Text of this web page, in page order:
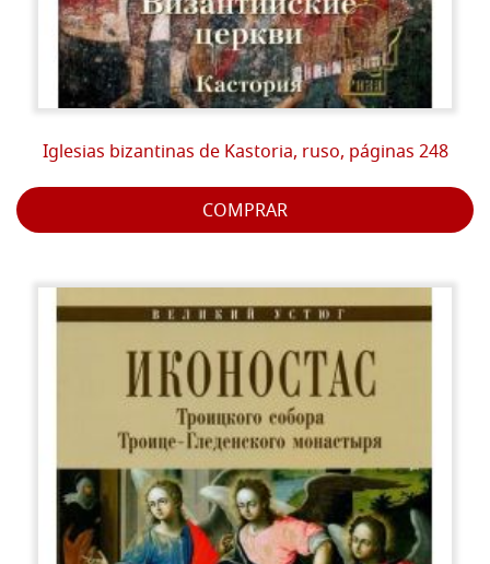
Iglesias bizantinas de Kastoria, ruso, páginas 248
COMPRAR